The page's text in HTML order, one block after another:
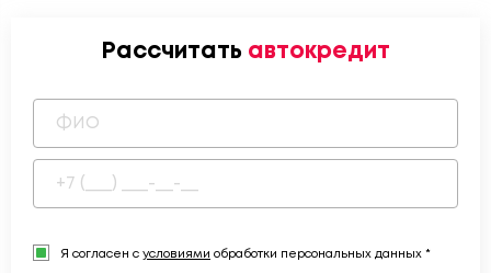
Рассчитать автокредит
Я согласен с условиями обработки персональных данных *